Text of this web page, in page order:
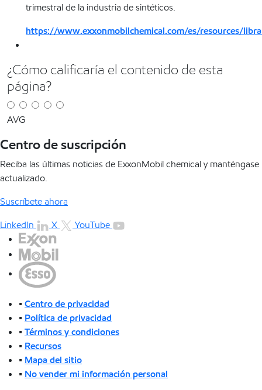
trimestral de la industria de sintéticos.
https://www.exxonmobilchemical.com/es/resources/
¿Cómo calificaría el contenido de esta
página?
AVG
Centro de suscripción
Reciba las últimas noticias de ExxonMobil chemical y manténgase
actualizado.
Suscríbete ahora
LinkedIn
X YouTube
•Centro de privacidad
• Política de privacidad
•Términos y condiciones
• Recursos
• Mapa del sitio
• No vender mi información personal